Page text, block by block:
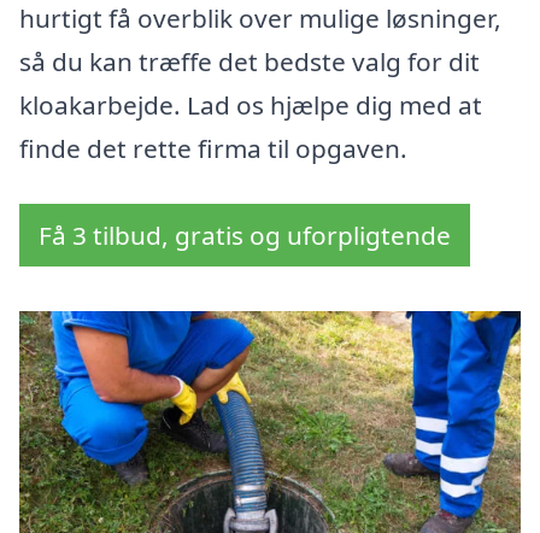
hurtigt få overblik over mulige løsninger,
så du kan træffe det bedste valg for dit
kloakarbejde. Lad os hjælpe dig med at
finde det rette firma til opgaven.
Få 3 tilbud, gratis og uforpligtende